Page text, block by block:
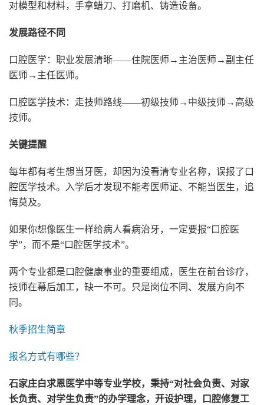
对模型和材料，手拿蜡刀、打磨机、铸造设备。
发展路径不同
口腔医学：职业发展清晰——住院医师→主治医师→副主任
医师→主任医师。
口腔医学技术：走技师路线——初级技师→中级技师→高级
技师。
关键提醒
每年都有考生想当牙医，却因为没看清专业名称，误报了口
腔医学技术。入学后才发现不能考医师证、不能当医生，追
悔莫及。
如果你想像医生一样给病人看病治牙，一定要报“口腔医
学”，而不是“口腔医学技术”。
两个专业都是口腔健康事业的重要组成，医生在前台诊疗，
技师在幕后加工，缺一不可。只是岗位不同、发展方向不
同。
秋季招生简章
报名方式有哪些？
石家庄白求恩医学中等专业学校，秉持“对社会负责、对家
长负责、对学生负责”的办学理念，开设护理，口腔修复工